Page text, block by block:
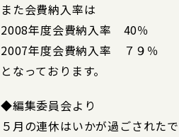
また会費納入率は
2008年度会費納入率 40％
2007年度会費納入率 ７９％
となっております。
◆編集委員会より
５月の連休はいかが過ごされた